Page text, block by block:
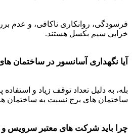
فرسودگی، روانکاری ناکافی، و عدم
خرابی سیم بکسل هستند.
آیا نگهداری آسانسور در ساختمان
بله، به دلیل تعداد توقف زیاد و استفاده
ساختمان های برج نسبت به ساختمان
چرا باید شرکت های معتبر سرویس و